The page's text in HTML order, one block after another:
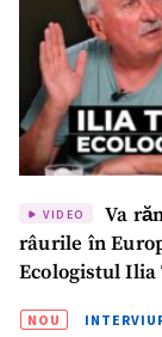
VIDEO
Va
râurile în
Ecologistul Ilia
NOU
ȘTIREA
Titlu+